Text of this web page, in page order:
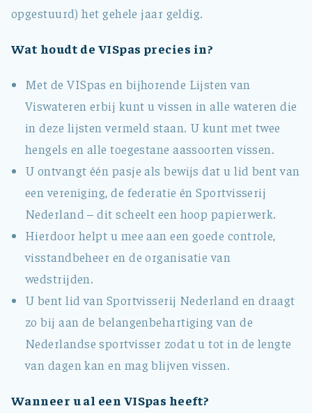
opgestuurd) het gehele jaar geldig.
Wat houdt de VISpas precies in?
Met de VISpas en bijhorende Lijsten van
Viswateren erbij kunt u vissen in alle wateren die
in deze lijsten vermeld staan. U kunt met twee
hengels en alle toegestane aassoorten vissen.
U ontvangt één pasje als bewijs dat u lid bent van
een vereniging, de federatie én Sportvisserij
Nederland – dit scheelt een hoop papierwerk.
Hierdoor helpt u mee aan een goede controle,
visstandbeheer en de organisatie van
wedstrijden.
U bent lid van Sportvisserij Nederland en draagt
zo bij aan de belangenbehartiging van de
Nederlandse sportvisser zodat u tot in de lengte
van dagen kan en mag blijven vissen.
Wanneer u al een VISpas heeft?